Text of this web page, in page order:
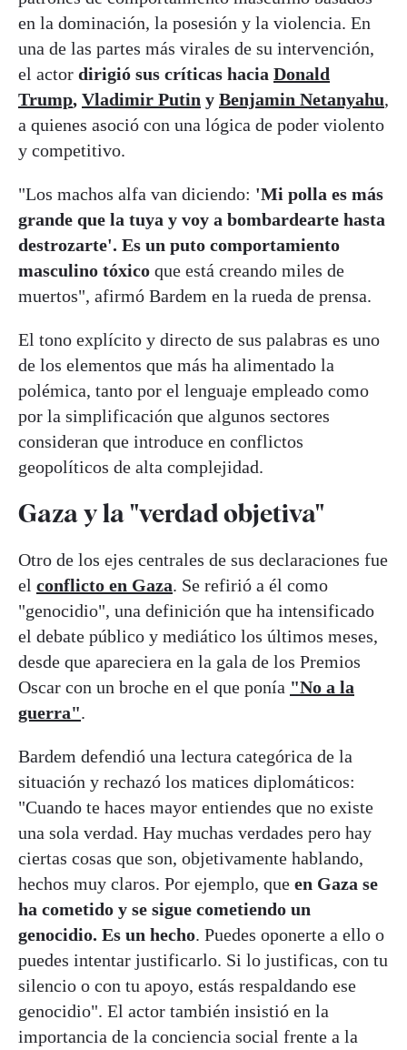
en la dominación, la posesión y la violencia. En
una de las partes más virales de su intervención,
el actor dirigió sus críticas hacia Donald
Trump, Vladimir Putin y Benjamin Netanyahu,
a quienes asoció con una lógica de poder violento
y competitivo.
"Los machos alfa van diciendo: 'Mi polla es más
grande que la tuya y voy a bombardearte hasta
destrozarte'. Es un puto comportamiento
masculino tóxico que está creando miles de
muertos", afirmó Bardem en la rueda de prensa.
El tono explícito y directo de sus palabras es uno
de los elementos que más ha alimentado la
polémica, tanto por el lenguaje empleado como
por la simplificación que algunos sectores
consideran que introduce en conflictos
geopolíticos de alta complejidad.
Gaza y la "verdad objetiva"
Otro de los ejes centrales de sus declaraciones fue
el conflicto en Gaza. Se refirió a él como
"genocidio", una definición que ha intensificado
el debate público y mediático los últimos meses,
desde que apareciera en la gala de los Premios
Oscar con un broche en el que ponía "No a la
guerra".
Bardem defendió una lectura categórica de la
situación y rechazó los matices diplomáticos:
"Cuando te haces mayor entiendes que no existe
una sola verdad. Hay muchas verdades pero hay
ciertas cosas que son, objetivamente hablando,
hechos muy claros. Por ejemplo, que en Gaza se
ha cometido y se sigue cometiendo un
genocidio. Es un hecho. Puedes oponerte a ello o
puedes intentar justificarlo. Si lo justificas, con tu
silencio o con tu apoyo, estás respaldando ese
genocidio". El actor también insistió en la
importancia de la conciencia social frente a la